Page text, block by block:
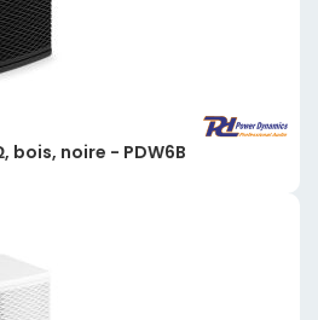
bois, noire - PDW6B